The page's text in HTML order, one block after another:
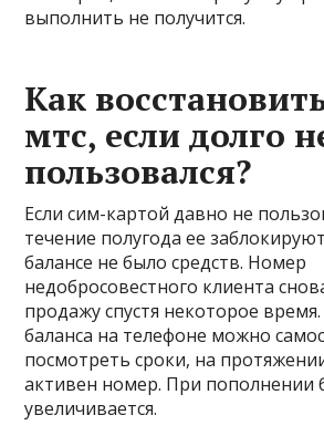
выполнить не получится.
Как
мтс, если долго
пользовался?
Если сим-картой давно не
течение полугода ее
балансе не было средств. Номер
недобросовестного клиента
продажу спустя некоторое
баланса на телефоне можно
посмотреть сроки, на
активен номер. При пополнении
увеличивается.